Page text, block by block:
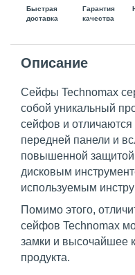
Быстрая
доставка
Гарантия
качества
Описание
Сейфы Technomax
собой уникальный
сейфов и отличаются
передней панели и
повышенной
дисковым
используемым
Помимо этого,
сейфов Technomax
замки и высочайшее
продукта.